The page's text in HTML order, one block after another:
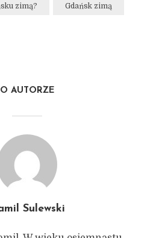
zimą? Gdańsk zimą
O AUTORZE
Sulewski